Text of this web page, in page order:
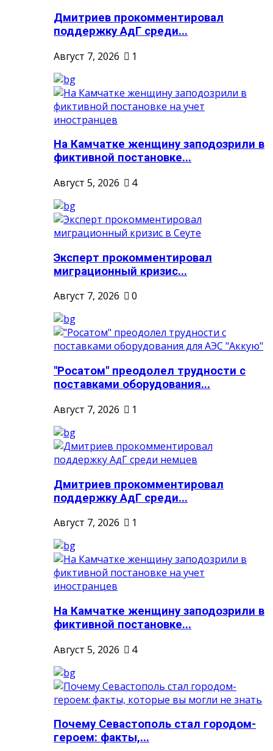
Дмитриев прокомментировал
поддержку АдГ среди...
Август 7, 2026
1
На Камчатке женщину заподозрили в
фиктивной постановке...
Август 5, 2026
4
Эксперт прокомментировал
миграционный кризис...
Август 7, 2026
0
"Росатом" преодолел трудности с
поставками оборудования...
Август 7, 2026
1
Дмитриев прокомментировал
поддержку АдГ среди...
Август 7, 2026
1
На Камчатке женщину заподозрили в
фиктивной постановке...
Август 5, 2026
4
Почему Севастополь стал городом-
героем: факты,...